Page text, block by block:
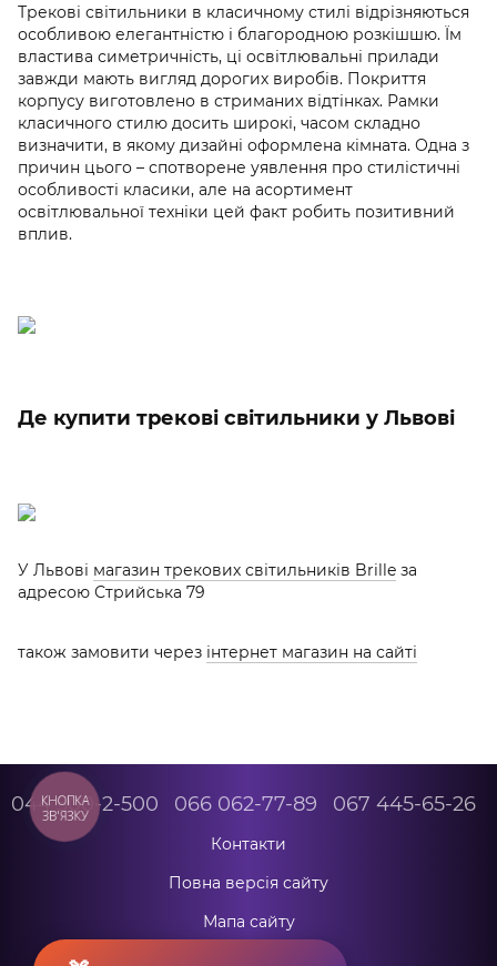
Трекові світильники в класичному стилі відрізняються
особливою елегантністю і благородною розкішшю. Їм
властива симетричність, ці освітлювальні прилади
завжди мають вигляд дорогих виробів. Покриття
корпусу виготовлено в стриманих відтінках. Рамки
класичного стилю досить широкі, часом складно
визначити, в якому дизайні оформлена кімната. Одна з
причин цього – спотворене уявлення про стилістичні
особливості класики, але на асортимент
освітлювальної техніки цей факт робить позитивний
вплив.
Де купити трекові світильники у Львові
У Львові магазин трекових світильників Brille за
адресою Стрийська 79
також замовити через інтернет магазин на сайті
044 500-2-500 066 062-77-89 067 445-65-26
Контакти
Повна версія сайту
Мапа сайту
КНОПКА
ЗВ'ЯЗКУ